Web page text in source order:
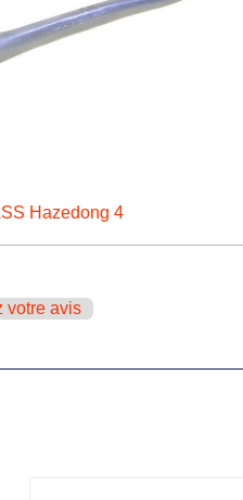
Hazedong 4
votre avis